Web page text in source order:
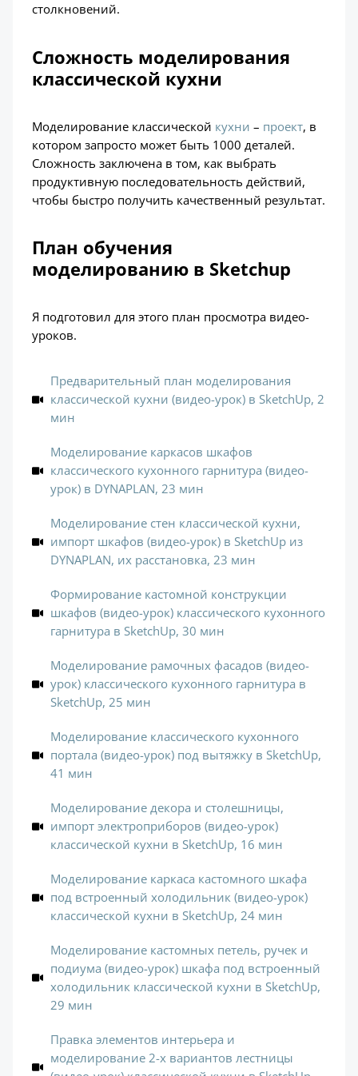
столкновений.
Сложность моделирования
классической кухни
Моделирование классической кухни – проект, в
котором запросто может быть 1000 деталей.
Сложность заключена в том, как выбрать
продуктивную последовательность действий,
чтобы быстро получить качественный результат.
План обучения
моделированию в Sketchup
Я подготовил для этого план просмотра видео-
уроков.
Предварительный план моделирования
классической кухни (видео-урок) в SketchUp, 2
мин
Моделирование каркасов шкафов
классического кухонного гарнитура (видео-
урок) в DYNAPLAN, 23 мин
Моделирование стен классической кухни,
импорт шкафов (видео-урок) в SketchUp из
DYNAPLAN, их расстановка, 23 мин
Формирование кастомной конструкции
шкафов (видео-урок) классического кухонного
гарнитура в SketchUp, 30 мин
Моделирование рамочных фасадов (видео-
урок) классического кухонного гарнитура в
SketchUp, 25 мин
Моделирование классического кухонного
портала (видео-урок) под вытяжку в SketchUp,
41 мин
Моделирование декора и столешницы,
импорт электроприборов (видео-урок)
классической кухни в SketchUp, 16 мин
Моделирование каркаса кастомного шкафа
под встроенный холодильник (видео-урок)
классической кухни в SketchUp, 24 мин
Моделирование кастомных петель, ручек и
подиума (видео-урок) шкафа под встроенный
холодильник классической кухни в SketchUp,
29 мин
Правка элементов интерьера и
моделирование 2-х вариантов лестницы